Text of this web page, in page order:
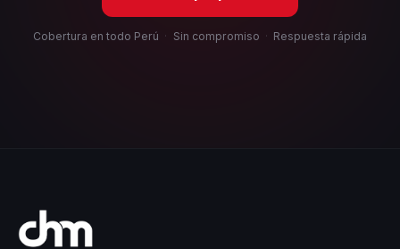
Cobertura en todo Perú · Sin compromiso · Respuesta rápida